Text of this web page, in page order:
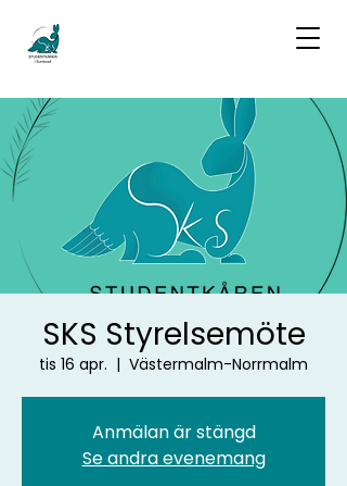
SKS Styrelsemöte
tis 16 apr.
  |
Västermalm-Norrmalm
Anmälan är stängd
Se andra evenemang